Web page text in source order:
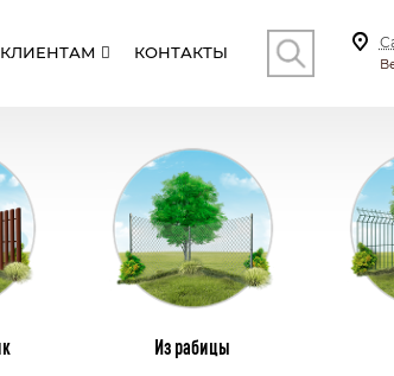
СТОЛБЫ
КЛИЕНТАМ КОНТАКТЫ
Из рабицы